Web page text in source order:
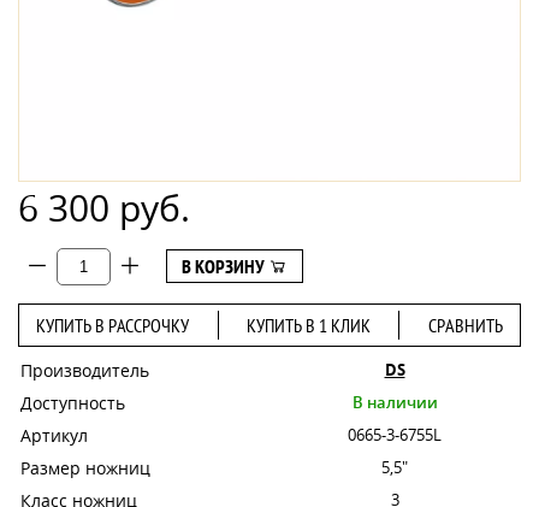
6 300 руб.
В КОРЗИНУ
КУПИТЬ В РАССРОЧКУ КУПИТЬ В 1 КЛИК СРАВНИТЬ
Производитель DS
Доступность В наличии
Артикул 0665-3-6755L
Размер ножниц 5,5"
Класс ножниц 3